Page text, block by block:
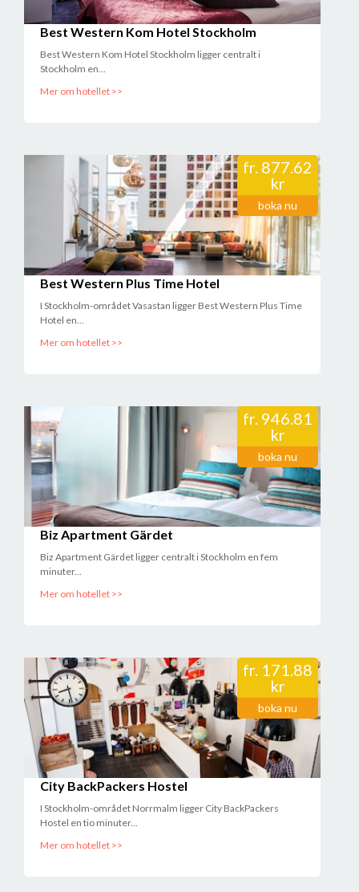
Best Western Kom Hotel Stockholm
Best Western Kom Hotel Stockholm ligger centralt i
Stockholm en...
Mer om hotellet >>
fr. 877.62
kr
boka nu
Best Western Plus Time Hotel
I Stockholm-området Vasastan ligger Best Western Plus Time
Hotel en...
Mer om hotellet >>
fr. 946.81
kr
boka nu
Biz Apartment Gärdet
Biz Apartment Gärdet ligger centralt i Stockholm en fem
minuter...
Mer om hotellet >>
fr. 171.88
kr
boka nu
City BackPackers Hostel
I Stockholm-området Norrmalm ligger City BackPackers
Hostel en tio minuter...
Mer om hotellet >>